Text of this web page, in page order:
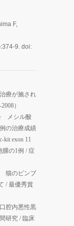
F,
9. doi:
療が施され
）
メシル酸
の治療成績
exon 11
の1例 / 症
猫のビンブ
/ 最優秀賞
腔内悪性黒
研究 / 臨床